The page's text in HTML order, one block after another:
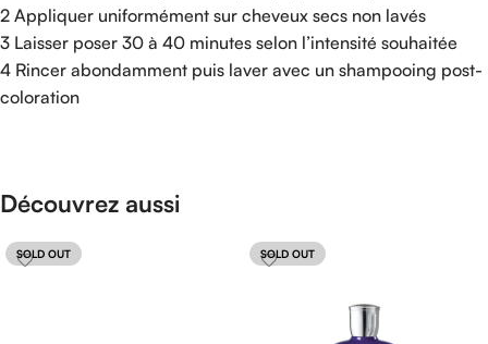
2 Appliquer uniformément sur cheveux secs non lavés
3 Laisser poser 30 à 40 minutes selon l’intensité souhaitée
4 Rincer abondamment puis laver avec un shampooing post-
coloration
Découvrez aussi
SOLD OUT SOLD OUT